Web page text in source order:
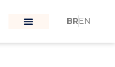
BREN